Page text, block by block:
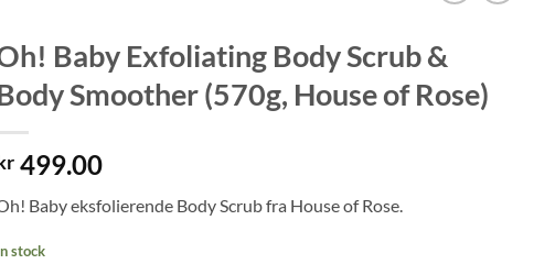
Baby Exfoliating Body Scrub &
Smoother (570g, House of Rose)
499.00
Baby eksfolierende Body Scrub fra House of Rose.
stock